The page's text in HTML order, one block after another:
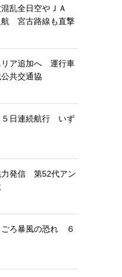
乱全日空やＪＡ
航 宮古路線も直撃
リア追加へ 運行車
共交通協
日連続航行 いず
力発信 第52代アン
ろ暴風の恐れ ６